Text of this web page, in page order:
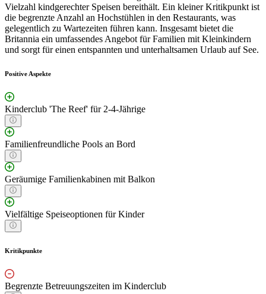
Vielzahl kindgerechter Speisen bereithält. Ein kleiner Kritikpunkt ist
die begrenzte Anzahl an Hochstühlen in den Restaurants, was
gelegentlich zu Wartezeiten führen kann. Insgesamt bietet die
Britannia ein umfassendes Angebot für Familien mit Kleinkindern
und sorgt für einen entspannten und unterhaltsamen Urlaub auf See.
Positive Aspekte
Kinderclub 'The Reef' für 2-4-Jährige
Familienfreundliche Pools an Bord
Geräumige Familienkabinen mit Balkon
Vielfältige Speiseoptionen für Kinder
Kritikpunkte
Begrenzte Betreuungszeiten im Kinderclub